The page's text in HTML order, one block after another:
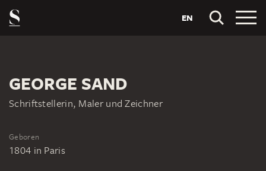
EN
GEORGE SAND
Schriftstellerin, Maler und Zeichner
Geboren
1804 in Paris